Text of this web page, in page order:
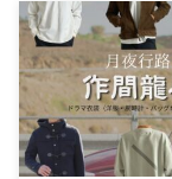
・京本大我
・松村北斗
・
赤楚衛二
・木村拓哉（
・佐藤健